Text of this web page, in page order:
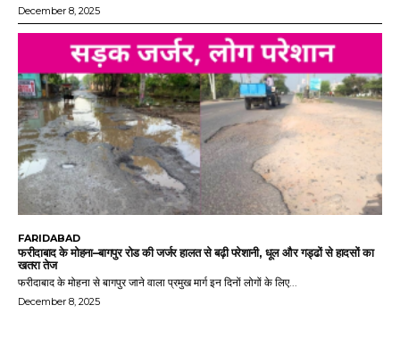
December 8, 2025
FARIDABAD
फरीदाबाद के मोहना–बागपुर रोड की जर्जर हालत से बढ़ी परेशानी, धूल और गड्ढों से हादसों का
खतरा तेज
फरीदाबाद के मोहना से बागपुर जाने वाला प्रमुख मार्ग इन दिनों लोगों के लिए...
December 8, 2025